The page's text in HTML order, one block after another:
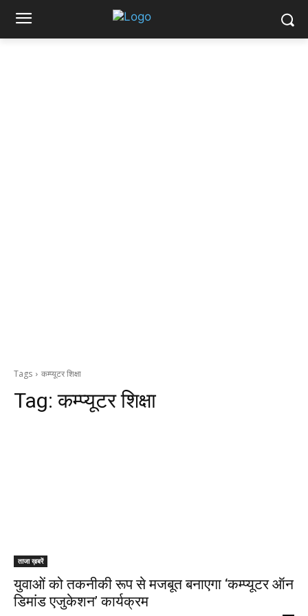
Tags कम्प्यूटर शिक्षा
Tag:कम्प्यूटर शिक्षा
ताजा ख़बरें
युवाओं को तकनीकी रूप से मजबूत बनाएगा ‘कम्प्यूटर ऑन
डिमांड एजुकेशन’ कार्यक्रम